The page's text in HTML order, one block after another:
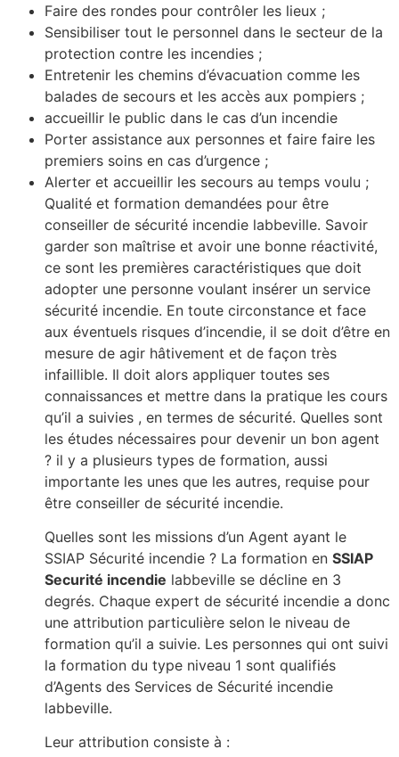
Faire des rondes pour contrôler les lieux ;
Sensibiliser tout le personnel dans le secteur de la
protection contre les incendies ;
Entretenir les chemins d’évacuation comme les
balades de secours et les accès aux pompiers ;
accueillir le public dans le cas d’un incendie
Porter assistance aux personnes et faire faire les
premiers soins en cas d’urgence ;
Alerter et accueillir les secours au temps voulu ;
Qualité et formation demandées pour être
conseiller de sécurité incendie labbeville. Savoir
garder son maîtrise et avoir une bonne réactivité,
ce sont les premières caractéristiques que doit
adopter une personne voulant insérer un service
sécurité incendie. En toute circonstance et face
aux éventuels risques d’incendie, il se doit d’être en
mesure de agir hâtivement et de façon très
infaillible. Il doit alors appliquer toutes ses
connaissances et mettre dans la pratique les cours
qu’il a suivies , en termes de sécurité. Quelles sont
les études nécessaires pour devenir un bon agent
? il y a plusieurs types de formation, aussi
importante les unes que les autres, requise pour
être conseiller de sécurité incendie.
Quelles sont les missions d’un Agent ayant le
SSIAP Sécurité incendie ? La formation en SSIAP
Securité incendie labbeville se décline en 3
degrés. Chaque expert de sécurité incendie a donc
une attribution particulière selon le niveau de
formation qu’il a suivie. Les personnes qui ont suivi
la formation du type niveau 1 sont qualifiés
d’Agents des Services de Sécurité incendie
labbeville.
Leur attribution consiste à :